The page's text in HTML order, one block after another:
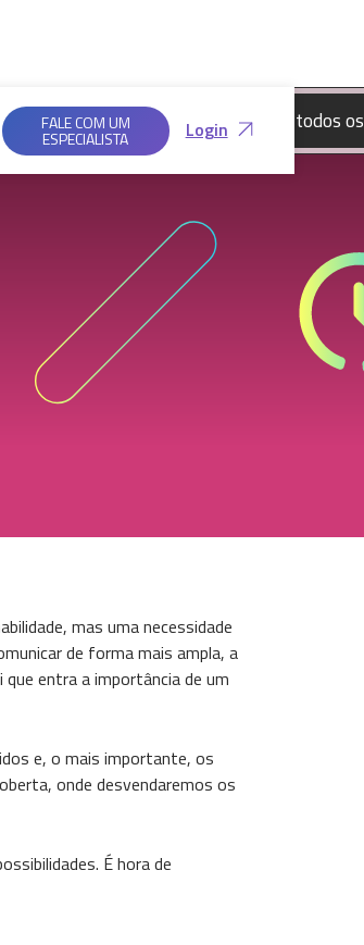
FALE COM UM
ESPECIALISTA Login
Saiba mais em nossas
Políticas de
Privacidade.
Aceitar todos
mas uma necessidade
de forma mais ampla, a
entra a importância de um
e, o mais importante, os
onde desvendaremos os
É hora de